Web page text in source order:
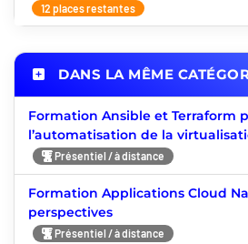
12 places restantes
DANS LA MÊME
Formation Ansible et Terraform
l’automatisation de la
Présentiel / à distance
Formation Applications Cloud
perspectives
Présentiel / à distance